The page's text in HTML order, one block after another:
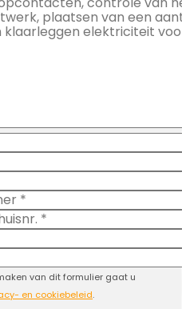
van dit formulier gaat u
en cookiebeleid.